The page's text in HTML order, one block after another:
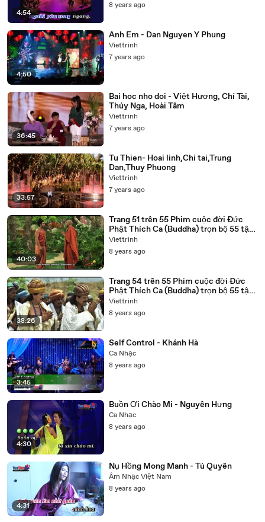
4:54
8 years ago
4:50
Anh Em - Dan Nguyen Y Phung
Viettrinh
7 years ago
36:45
Bai hoc nho doi - Việt Hương, Chí Tài,
Thúy Nga, Hoài Tâm
Viettrinh
7 years ago
33:57
Tu Thien- Hoai linh,Chi tai,Trung
Dan,Thuy Phuong
Viettrinh
7 years ago
40:03
Trang 51 trên 55 Phim cuộc đời Đức
Phật Thích Ca (Buddha) trọn bộ 55 tập
lồng tiếng
Viettrinh
8 years ago
38:26
Trang 54 trên 55 Phim cuộc đời Đức
Phật Thích Ca (Buddha) trọn bộ 55 tập
lồng tiếng
Viettrinh
8 years ago
3:45
Self Control - Khánh Hà
Ca Nhạc
8 years ago
4:30
Buồn Ơi Chào Mi - Nguyên Hưng
Ca Nhạc
8 years ago
4:31
Nụ Hồng Mong Manh - Tú Quyên
Âm Nhạc Việt Nam
8 years ago